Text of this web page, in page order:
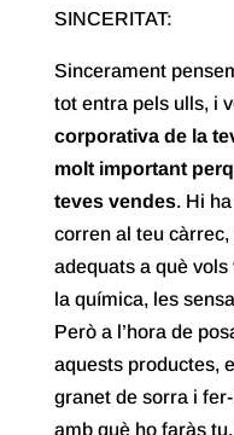
SINCERITAT:
Sincerament
tot entra pels ulls, i
corporativa de la
molt important
teves vendes. Hi
corren al teu
adequats a què
la química, les
Però a l’hora de
aquests productes,
granet de sorra i
amb què ho faràs